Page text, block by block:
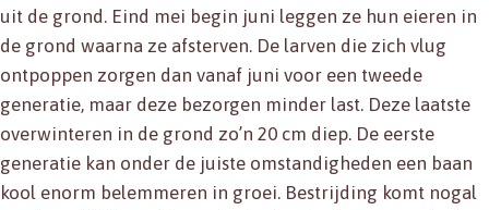
uit de grond. Eind mei begin juni leggen ze hun eieren in
de grond waarna ze afsterven. De larven die zich vlug
ontpoppen zorgen dan vanaf juni voor een tweede
generatie, maar deze bezorgen minder last. Deze laatste
overwinteren in de grond zo’n 20 cm diep. De eerste
generatie kan onder de juiste omstandigheden een baan
kool enorm belemmeren in groei. Bestrijding komt nogal